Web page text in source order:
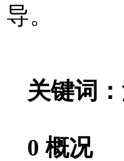
导。
关键词：
0 概况